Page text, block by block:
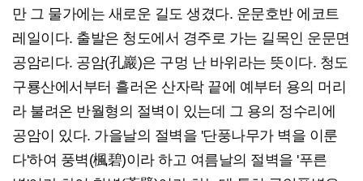
만 그 물가에는 새로운 길도 생겼다. 운문호반 에코트
레일이다. 출발은 청도에서 경주로 가는 길목인 운문면
공암리다. 공암(孔巖)은 구멍 난 바위라는 뜻이다. 청도
구룡산에서부터 흘러온 산자락 끝에 예부터 용의 머리
라 불려온 반월형의 절벽이 있는데 그 용의 정수리에
공암이 있다. 가을날의 절벽을 '단풍나무가 벽을 이룬
다'하여 풍벽(楓碧)이라 하고 여름날의 절벽을 '푸른